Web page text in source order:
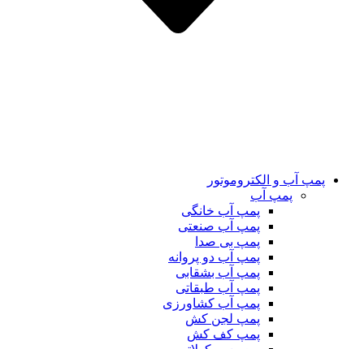
پمپ آب و الکتروموتور
پمپ آب
پمپ آب خانگی
پمپ آب صنعتی
پمپ بی صدا
پمپ آب دو پروانه
پمپ آب بشقابی
پمپ آب طبقاتی
پمپ آب کشاورزی
پمپ لجن کش
پمپ کف کش